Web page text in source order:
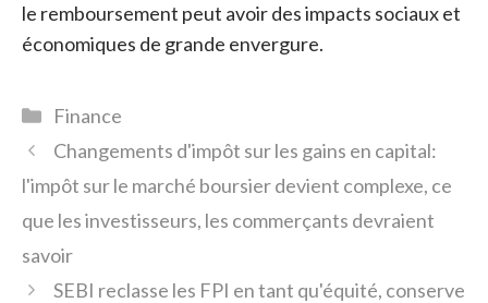
le remboursement peut avoir des impacts sociaux et
économiques de grande envergure.
Catégories
Finance
Changements d'impôt sur les gains en capital:
l'impôt sur le marché boursier devient complexe, ce
que les investisseurs, les commerçants devraient
savoir
SEBI reclasse les FPI en tant qu'équité, conserve